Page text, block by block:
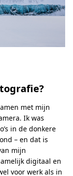
met mijn
Ik was
in de donkere
– en dat is
mijn
digitaal en
voor werk als in